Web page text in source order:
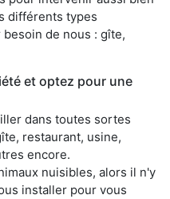
différents types
de nous : gîte,
et optez pour une
dans toutes sortes
restaurant, usine,
encore.
nuisibles, alors il n'y
installer pour vous